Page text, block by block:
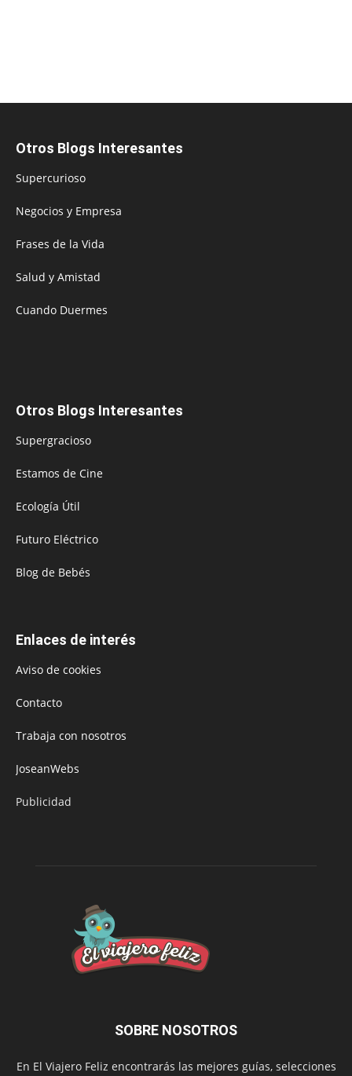
Otros Blogs Interesantes
Supercurioso
Negocios y Empresa
Frases de la Vida
Salud y Amistad
Cuando Duermes
Otros Blogs Interesantes
Supergracioso
Estamos de Cine
Ecología Útil
Futuro Eléctrico
Blog de Bebés
Enlaces de interés
Aviso de cookies
Contacto
Trabaja con nosotros
JoseanWebs
Publicidad
SOBRE NOSOTROS
En El Viajero Feliz encontrarás las mejores guías, selecciones